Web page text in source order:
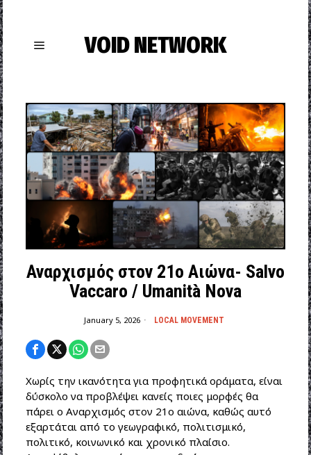
VOID NETWORK
Αναρχισμός στον 21ο Αιώνα- Salvo
Vaccaro / Umanità Nova
January 5, 2026 LOCAL MOVEMENT
Χωρίς την ικανότητα για προφητικά οράματα, είναι
δύσκολο να προβλέψει κανείς ποιες μορφές θα
πάρει ο Αναρχισμός στον 21ο αιώνα, καθώς αυτό
εξαρτάται από το γεωγραφικό, πολιτισμικό,
πολιτικό, κοινωνικό και χρονικό πλαίσιο.